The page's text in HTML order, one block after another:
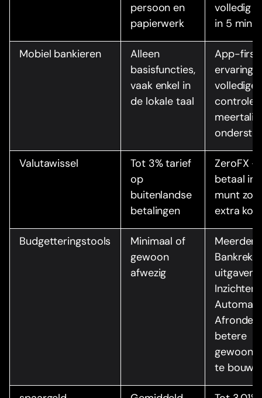
persoon en
papierwerk
volledig
in 5
Mobiel bankieren
Alleen
basisfuncties,
vaak enkel in
de lokale taal
App-first
ervaring
volledige
controle
Valutawissel
Tot 3% tarief
op
buitenlandse
betalingen
ZeroFX —
betaal in
munt
extra
Budgetteringstools
Minimaal of
gewoon
afwezig
Meerdere
uitgaven
Inzichten
betere
te